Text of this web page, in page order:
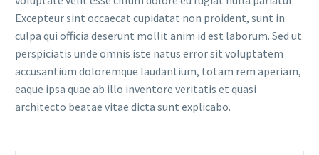
Excepteur sint occaecat cupidatat non proident, sunt in
culpa qui officia deserunt mollit anim id est laborum. Sed ut
perspiciatis unde omnis iste natus error sit voluptatem
accusantium doloremque laudantium, totam rem aperiam,
eaque ipsa quae ab illo inventore veritatis et quasi
architecto beatae vitae dicta sunt explicabo.